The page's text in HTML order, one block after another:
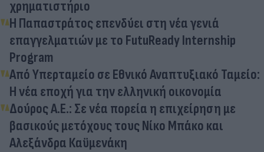
χρηματιστήριο
Η Παπαστράτος επενδύει στη νέα γενιά
επαγγελματιών με το FutuReady Internship
Program
Από Υπερταμείο σε Εθνικό Αναπτυξιακό Ταμείο:
Η νέα εποχή για την ελληνική οικονομία
Δούρος Α.Ε.: Σε νέα πορεία η επιχείρηση με
βασικούς μετόχους τους Νίκο Μπάκο και
Αλεξάνδρα Καϋμενάκη